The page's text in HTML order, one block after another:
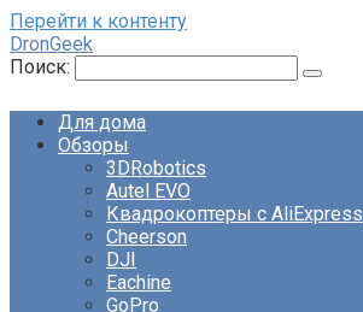
Перейти к контенту
DronGeek
Поиск:
Для дома
Обзоры
3DRobotics
Autel EVO
Квадрокоптеры с AliExpress
Cheerson
DJI
Eachine
GoPro